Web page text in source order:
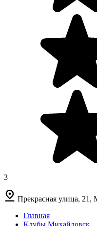
3
Прекрасная улица, 21,
Главная
Клубы Михайловск